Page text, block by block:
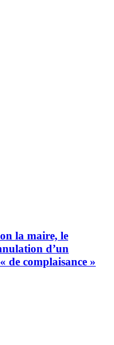
la maire, le
d’un
de complaisance »